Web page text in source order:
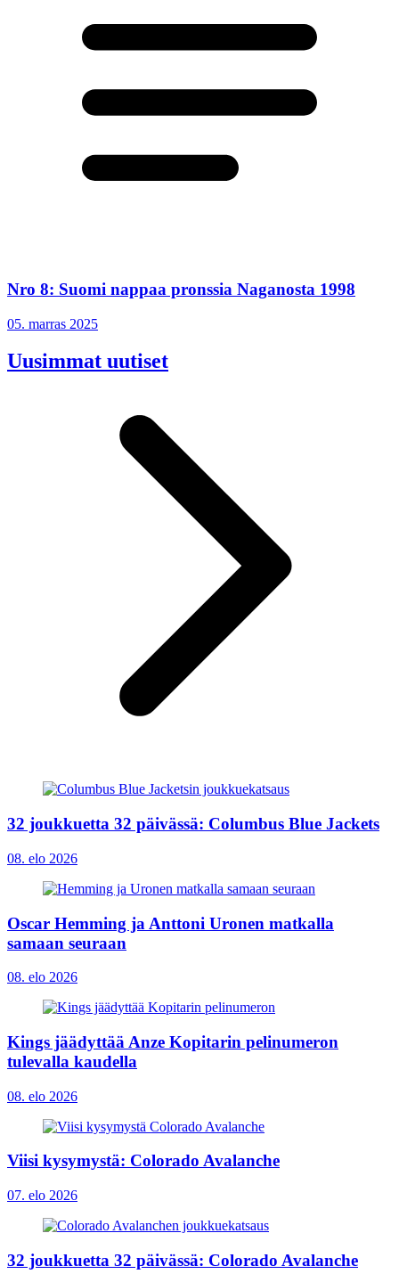
Nro 8: Suomi nappaa pronssia Naganosta 1998
05. marras 2025
Uusimmat uutiset
32 joukkuetta 32 päivässä: Columbus Blue Jackets
08. elo 2026
Oscar Hemming ja Anttoni Uronen matkalla
samaan seuraan
08. elo 2026
Kings jäädyttää Anze Kopitarin pelinumeron
tulevalla kaudella
08. elo 2026
Viisi kysymystä: Colorado Avalanche
07. elo 2026
32 joukkuetta 32 päivässä: Colorado Avalanche